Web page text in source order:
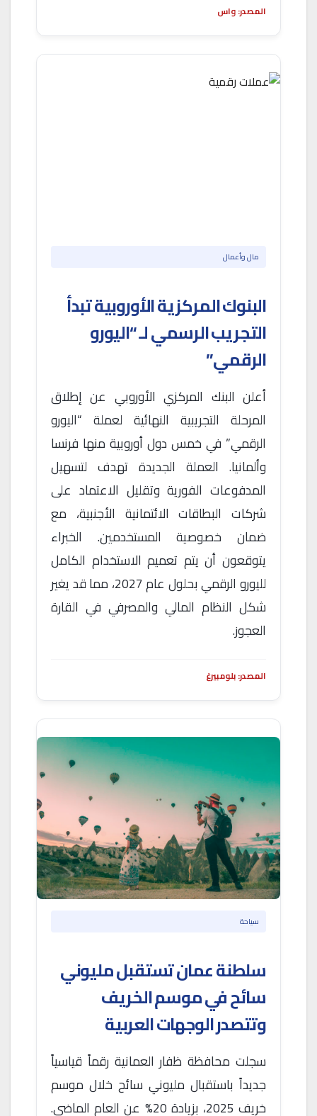
المصدر: واس
مال وأعمال
البنوك المركزية الأوروبية تبدأ
التجريب الرسمي لـ “اليورو
الرقمي”
أعلن البنك المركزي الأوروبي عن إطلاق
المرحلة التجريبية النهائية لعملة “اليورو
الرقمي” في خمس دول أوروبية منها فرنسا
وألمانيا. العملة الجديدة تهدف لتسهيل
المدفوعات الفورية وتقليل الاعتماد على
شركات البطاقات الائتمانية الأجنبية، مع
ضمان خصوصية المستخدمين. الخبراء
يتوقعون أن يتم تعميم الاستخدام الكامل
لليورو الرقمي بحلول عام 2027، مما قد يغير
شكل النظام المالي والمصرفي في القارة
العجوز.
المصدر: بلومبيرغ
سياحة
سلطنة عمان تستقبل مليوني
سائح في موسم الخريف
وتتصدر الوجهات العربية
سجلت محافظة ظفار العمانية رقماً قياسياً
جديداً باستقبال مليوني سائح خلال موسم
خريف 2025، بزيادة 20% عن العام الماضي.